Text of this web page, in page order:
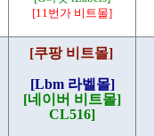
[11번가 비트몰]
[쿠팡 비트몰]
[Lbm 라벨몰]
[네이버 비트몰]
CL516]